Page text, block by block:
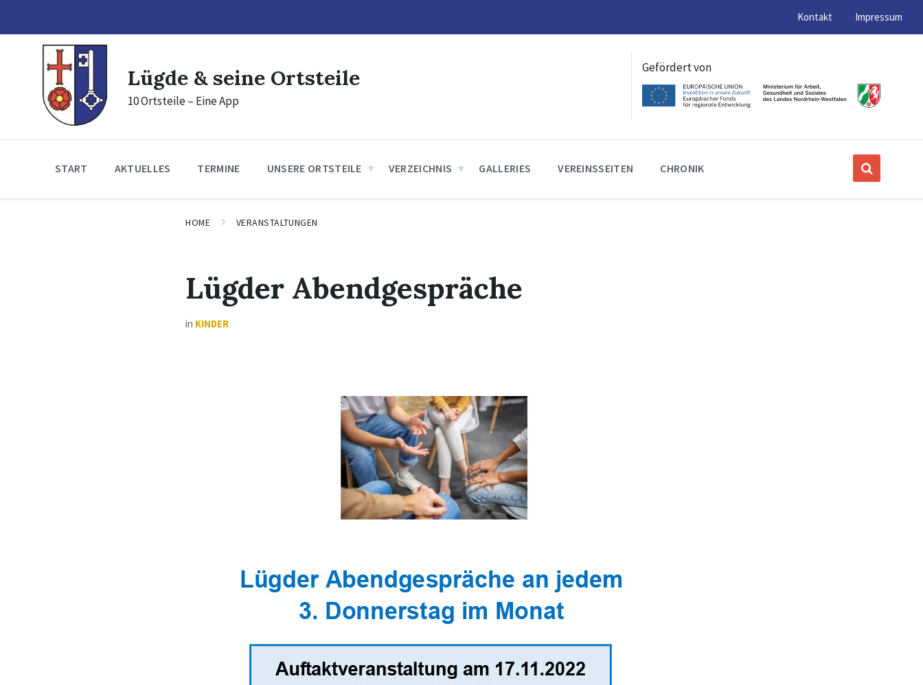
content
main
navigation
footer
Kontakt Impressum
Lügde & seine Ortsteile
10 Ortsteile – Eine App
Gefördert von
START AKTUELLES TERMINE UNSERE ORTSTEILE VERZEICHNIS GALLERIES VEREINSSEITEN CHRONIK
HOME VERANSTALTUNGEN
Lügder Abendgespräche
in KINDER